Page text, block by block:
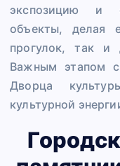
экспозицию и
объекты, делая
прогулок, так и
Важным этапом
Дворца
культурной